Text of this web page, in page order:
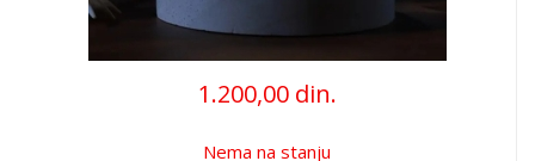
1.200,00 din.
Nema na stanju